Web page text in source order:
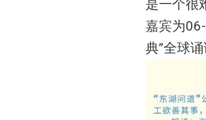
是一个很
嘉宾为
典”全球